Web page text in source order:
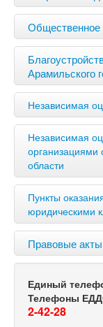
Арамильского
Независимая
Независимая
области
Пункты
юридическими
Правовые акты
Единый
Телефоны
2-42-28